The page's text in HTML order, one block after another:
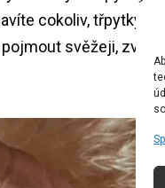
cokoliv, třpytky
svěžeji,